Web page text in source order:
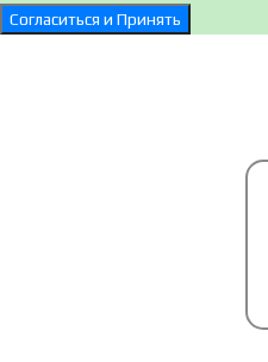
Согласиться и Принять